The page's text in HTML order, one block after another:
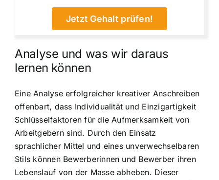
Jetzt Gehalt prüfen!
Analyse und was wir daraus
lernen können
Eine Analyse erfolgreicher kreativer Anschreiben
offenbart, dass Individualität und Einzigartigkeit
Schlüsselfaktoren für die Aufmerksamkeit von
Arbeitgebern sind. Durch den Einsatz
sprachlicher Mittel und eines unverwechselbaren
Stils können Bewerberinnen und Bewerber ihren
Lebenslauf von der Masse abheben. Dieser